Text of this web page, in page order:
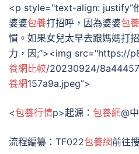
<p style="text-align: justify“
婆婆包養打招呼，因為婆婆包養
慣。如果女兒太早去跟媽媽打
力，因;”><img src="https://
養網比較/20230924/
養網157a9a.jpeg”>
<包養行情p>起源： 包養網@
流程編纂：TF022包養網前往